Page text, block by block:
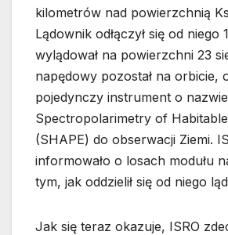
kilometrów nad powierzchnią
Lądownik odłączył się od niego
wylądował na powierzchni 23
napędowy pozostał na orbicie,
pojedynczy instrument o nazwie
Spectropolarimetry of
(SHAPE) do obserwacji Ziemi.
informowało o losach modułu
tym, jak oddzielił się od niego
Jak się teraz okazuje, ISRO